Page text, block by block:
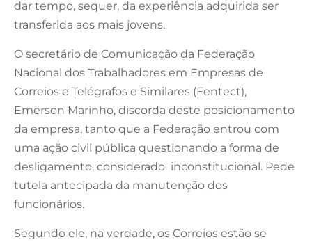
dar tempo, sequer, da experiência adquirida ser
transferida aos mais jovens.
O secretário de Comunicação da Federação
Nacional dos Trabalhadores em Empresas de
Correios e Telégrafos e Similares (Fentect),
Emerson Marinho, discorda deste posicionamento
da empresa, tanto que a Federação entrou com
uma ação civil pública questionando a forma de
desligamento, considerado inconstitucional. Pede
tutela antecipada da manutenção dos
funcionários.
Segundo ele, na verdade, os Correios estão se